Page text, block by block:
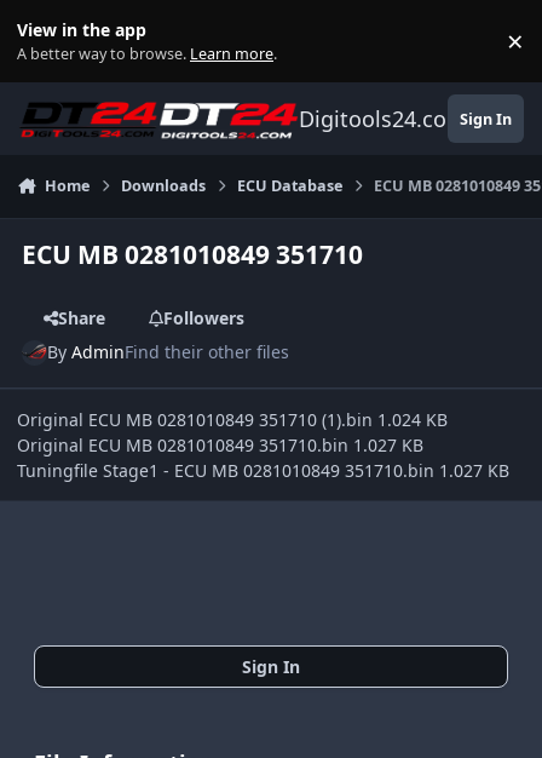
View in the app
A better way to browse. Learn more. ×
Digitools24.comSign In
Home Downloads ECU Database ECU MB 0281010849
ECU MB 0281010849 351710
Share
Followers
ByAdminFind their other files
Original ECU MB 0281010849 351710 (1).bin 1.024 KB
Original ECU MB 0281010849 351710.bin 1.027 KB
Tuningfile Stage1 - ECU MB 0281010849 351710.bin 1.027 KB
Sign In